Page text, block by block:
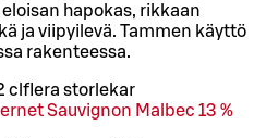
hapokas, rikkaan
ja viipyilevä. Tammen käyttö
rakenteessa.
cl flera storlekar
Sauvignon Malbec 13 %